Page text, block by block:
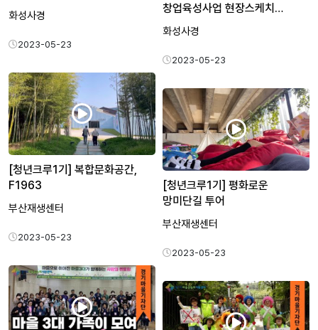
간담회 ㅣ 현장스…
화성사경
2023-05-23
창업육성사업 현장스케치…
화성사경
2023-05-23
[청년크루1기] 복합문화공간,
F1963
부산재생센터
2023-05-23
[청년크루1기] 평화로운
망미단길 투어
부산재생센터
2023-05-23